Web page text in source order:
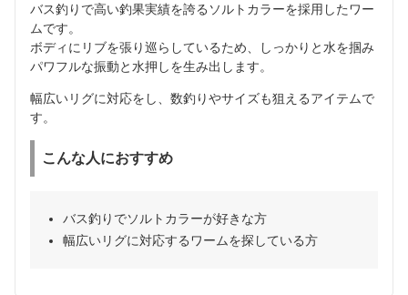
バス釣りで高い釣果実績を誇るソルトカラーを採用したワー
ムです。
ボディにリブを張り巡らしているため、しっかりと水を掴み
パワフルな振動と水押しを生み出します。
幅広いリグに対応をし、数釣りやサイズも狙えるアイテムで
す。
こんな人におすすめ
バス釣りでソルトカラーが好きな方
幅広いリグに対応するワームを探している方